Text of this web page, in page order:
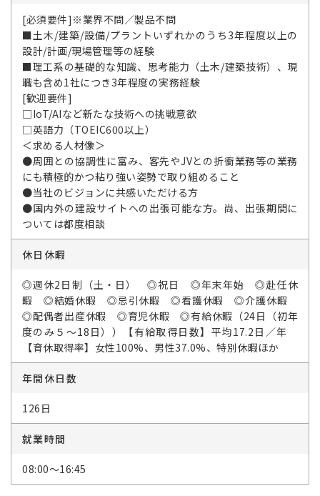
[必須要件]※業界不問／製品不問
■土木/建築/設備/プラントいずれかのうち3年程度以上の
設計/計画/現場管理等の経験
■理工系の基礎的な知識、思考能力（土木/建築技術）、現
職も含め1社につき3年程度の実務経験
[歓迎要件]
□IoT/AIなど新たな技術への挑戦意欲
□英語力（TOEIC600以上）
＜求める人材像＞
●周囲との協調性に富み、客先やJVとの折衝業務等の業務
にも積極的かつ粘り強い姿勢で取り組めること
●当社のビジョンに共感いただける方
●国内外の建設サイトへの出張可能な方。尚、出張期間に
ついては都度相談
休日休暇
◎週休2日制（土・日） ◎祝日 ◎年末年始 ◎赴任休
暇 ◎結婚休暇 ◎忌引休暇 ◎看護休暇 ◎介護休暇
◎配偶者出産休暇 ◎育児休暇 ◎有給休暇（24日（初年
度のみ５～18日））【有給取得日数】平均17.2日／年
【育休取得率】女性100%、男性37.0%、特別休暇ほか
年間休日数
126日
就業時間
08:00～16:45